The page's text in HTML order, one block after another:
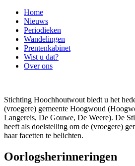
Home
Nieuws
Periodieken
Wandelingen
Prentenkabinet
Wist u dat?
Over ons
Stichting Hoochhoutwout biedt u het
(vroegere) gemeente Hoogwoud
Langereis, De Gouwe, De Weere). De
heeft als doelstelling om de (vroegere)
haar facetten te belichten.
Oorlogsherinneringen